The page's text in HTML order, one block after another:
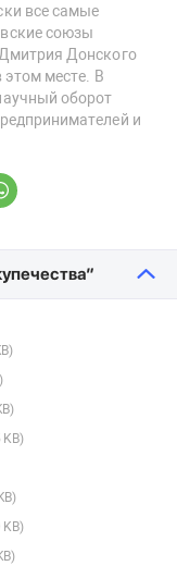
все самые
союзы
Донского
этом месте. В
оборот
и
KB)
KB)